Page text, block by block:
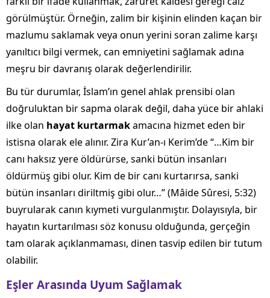
görülmüştür. Örneğin, zalim bir kişinin elinden kaçan bir
mazlumu saklamak veya onun yerini soran zalime karşı
yanıltıcı bilgi vermek, can emniyetini sağlamak adına
meşru bir davranış olarak değerlendirilir.
Bu tür durumlar, İslam’ın genel ahlak prensibi olan
doğruluktan bir sapma olarak değil, daha yüce bir ahlaki
ilke olan hayat kurtarmakamacına hizmet eden bir
istisna olarak ele alınır. Zira Kur’an-ı Kerim’de “…Kim bir
canı haksız yere öldürürse, sanki bütün insanları
öldürmüş gibi olur. Kim de bir canı kurtarırsa, sanki
bütün insanları diriltmiş gibi olur…” (Mâide Sûresi, 5:32)
buyrularak canın kıymeti vurgulanmıştır. Dolayısıyla, bir
hayatın kurtarılması söz konusu olduğunda, gerçeğin
tam olarak açıklanmaması, dinen tasvip edilen bir tutum
olabilir.
Eşler Arasında Uyum Sağlamak